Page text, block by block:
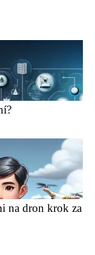
na dron krok za